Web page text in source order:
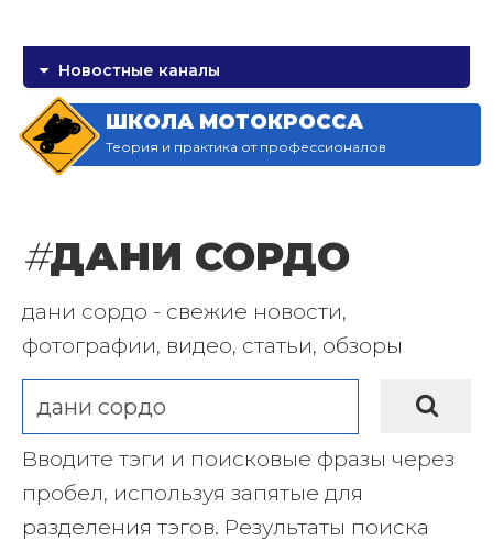
Новостные каналы
ШКОЛА МОТОКРОССА
Теория и практика от профессионалов
#ДАНИ СОРДО
дани сордо - свежие новости,
фотографии, видео, статьи, обзоры
Вводите тэги и поисковые фразы через
пробел, используя запятые для
разделения тэгов. Результаты поиска